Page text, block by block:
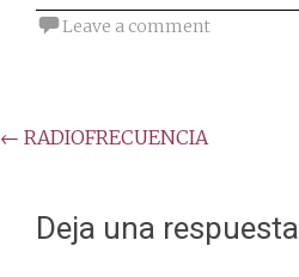
Leave a comment
Post
← RADIOFRECUENCIA
Deja una respuesta